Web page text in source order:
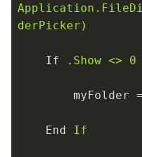
derPicker)
If .Show <> 0
myFolder
End If